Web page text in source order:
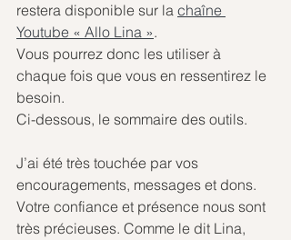
restera disponible sur la chaîne
Youtube « Allo Lina ».
Vous pourrez donc les utiliser à
chaque fois que vous en ressentirez le
besoin.
Ci-dessous, le sommaire des outils.
J’ai été très touchée par vos
encouragements, messages et dons.
Votre confiance et présence nous sont
très précieuses. Comme le dit Lina,